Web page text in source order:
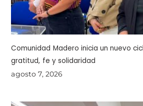
Comunidad Madero inicia un nuevo
gratitud, fe y solidaridad
agosto 7, 2026